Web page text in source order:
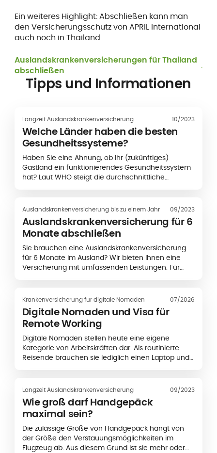
Ein weiteres Highlight: Abschließen kann man
den Versicherungsschutz von APRIL International
auch noch in Thailand.
Auslandskrankenversicherungen für Thailand
abschließen
.
Tipps und Informationen
Langzeit Auslandskrankenversicherung 10/2023
Welche Länder haben die besten
Gesundheitssysteme?
Haben Sie eine Ahnung, ob Ihr (zukünftiges)
Gastland ein funktionierendes Gesundheitssystem
hat? Laut WHO steigt die durchschnittliche
Auslandskrankenversicherung bis zu einem Jahr 09/2023
Auslandskrankenversicherung für 6
Monate abschließen
Sie brauchen eine Auslandskrankenversicherung
für 6 Monate im Ausland? Wir bieten Ihnen eine
Versicherung mit umfassenden Leistungen. Für
Auslandskrankenversicherung...
Krankenversicherung für digitale Nomaden 07/2026
Digitale Nomaden und Visa für
Remote Working
Digitale Nomaden stellen heute eine eigene
Kategorie von Arbeitskräften dar. Als routinierte
Reisende brauchen sie lediglich einen Laptop und
Langzeit Auslandskrankenversicherung 09/2023
Wie groß darf Handgepäck
maximal sein?
Die zulässige Größe von Handgepäck hängt von
der Größe den Verstauungsmöglichkeiten im
Flugzeug ab. Aus diesem Grund ist sie mehr oder